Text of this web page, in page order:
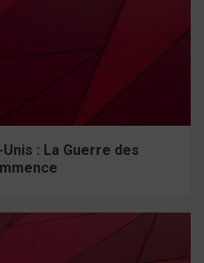
: La Guerre des